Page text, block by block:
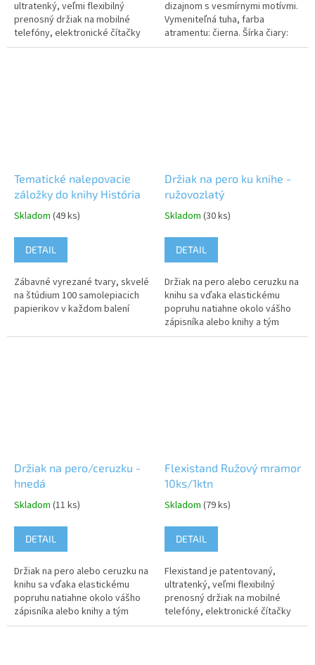
ultratenký, veľmi flexibilný
prenosný držiak na mobilné
telefóny, elektronické čítačky
a...
dizajnom s vesmírnymi motívmi.
Vymeniteľná tuha, farba
atramentu: čierna. Šírka čiary:
0,5mm Produkt je dodávaný ako
Tematické nalepovacie
záložky do knihy História
Skladom (49 ks)
DETAIL
Zábavné vyrezané tvary, skvelé
na štúdium 100 samolepiacich
papierikov v každom balení
Držiak na pero ku knihe -
ružovozlatý
Skladom (30 ks)
DETAIL
Držiak na pero alebo ceruzku na
knihu sa vďaka elastickému
popruhu natiahne okolo vášho
zápisníka alebo knihy a tým
zabezpečí, že budete mať
Držiak na pero/ceruzku -
hnedá
Skladom (11 ks)
DETAIL
Držiak na pero alebo ceruzku na
knihu sa vďaka elastickému
popruhu natiahne okolo vášho
zápisníka alebo knihy a tým
zabezpečí, že budete mať
Flexistand Ružový mramor
10ks/1ktn
Skladom (79 ks)
DETAIL
Flexistand je patentovaný,
ultratenký, veľmi flexibilný
prenosný držiak na mobilné
telefóny, elektronické čítačky
a...